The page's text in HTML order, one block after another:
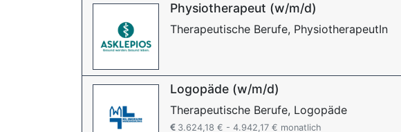
Physiotherapeut (w/m/d)
Therapeutische Berufe, PhysiotherapeutIn
Logopäde (w/m/d)
Therapeutische Berufe, Logopäde
3.624,18 € - 4.942,17 € monatlich